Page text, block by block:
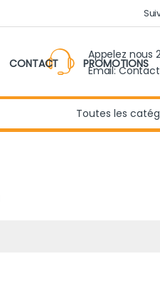
CONTACT PROMOTIONS
Appelez nous
Email: